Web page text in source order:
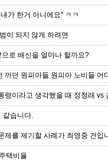
가 한거 아니에요" ㅋㅋ
이 되지 않게 하려면
로 배신을 얼마나 할까요?
까던 원피아들 원피아 노비들 어
령이라고 생각했을 때 정청래 vs
같습니다.
제를 제기할 사례가 최영중 건입
택비율